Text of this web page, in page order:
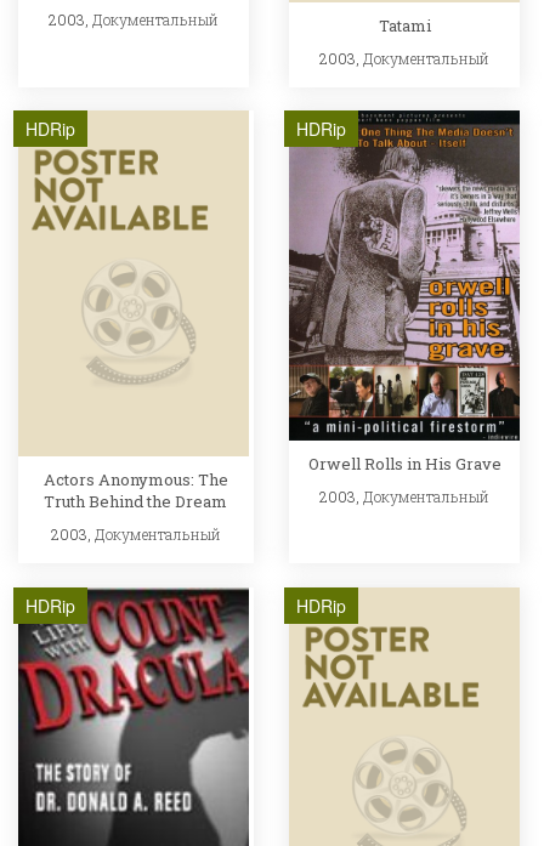
2003, Документальный Tatami
2003, Документальный
HDRip
Actors Anonymous: The
Truth Behind the Dream
2003, Документальный
HDRip
Orwell Rolls in His Grave
2003, Документальный
HDRip HDRip